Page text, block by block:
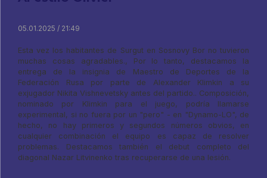
05.01.2025 / 21:49
Esta vez los habitantes de Surgut en Sosnovy Bor no tuvieron
muchas cosas agradables., Por lo tanto, destacamos la
entrega de la insignia de Maestro de Deportes de la
Federación Rusa por parte de Alexander Klimkin a su
exjugador Nikita Vishnevetsky antes del partido.. Composición,
nominado por Klimkin para el juego, podría llamarse
experimental, si no fuera por un "pero" - en "Dynamo-LO", de
hecho, no hay primeros y segundos números obvios, en
cualquier combinación el equipo es capaz de resolver
problemas. Destacamos también el debut completo del
diagonal Nazar Litvinenko tras recuperarse de una lesión.